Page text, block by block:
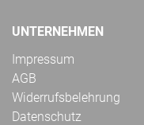
UNTERNEHMEN
Impressum
AGB
Widerrufsbelehrung
Datenschutz